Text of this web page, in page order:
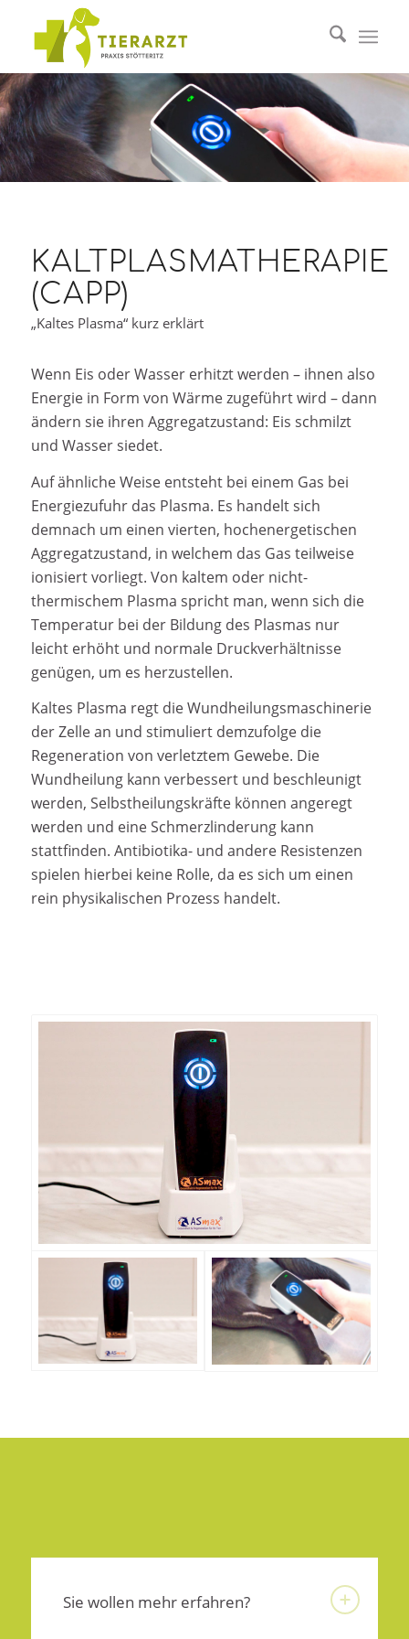
KALTPLASMATHERAPIE
(CAPP)
„Kaltes Plasma“ kurz erklärt
Wenn Eis oder Wasser erhitzt werden – ihnen also
Energie in Form von Wärme zugeführt wird – dann
ändern sie ihren Aggregatzustand: Eis schmilzt
und Wasser siedet.
Auf ähnliche Weise entsteht bei einem Gas bei
Energiezufuhr das Plasma. Es handelt sich
demnach um einen vierten, hochenergetischen
Aggregatzustand, in welchem das Gas teilweise
ionisiert vorliegt. Von kaltem oder nicht-
thermischem Plasma spricht man, wenn sich die
Temperatur bei der Bildung des Plasmas nur
leicht erhöht und normale Druckverhältnisse
genügen, um es herzustellen.
Kaltes Plasma regt die Wundheilungsmaschinerie
der Zelle an und stimuliert demzufolge die
Regeneration von verletztem Gewebe. Die
Wundheilung kann verbessert und beschleunigt
werden, Selbstheilungskräfte können angeregt
werden und eine Schmerzlinderung kann
stattfinden. Antibiotika- und andere Resistenzen
spielen hierbei keine Rolle, da es sich um einen
rein physikalischen Prozess handelt.
Sie wollen mehr erfahren?